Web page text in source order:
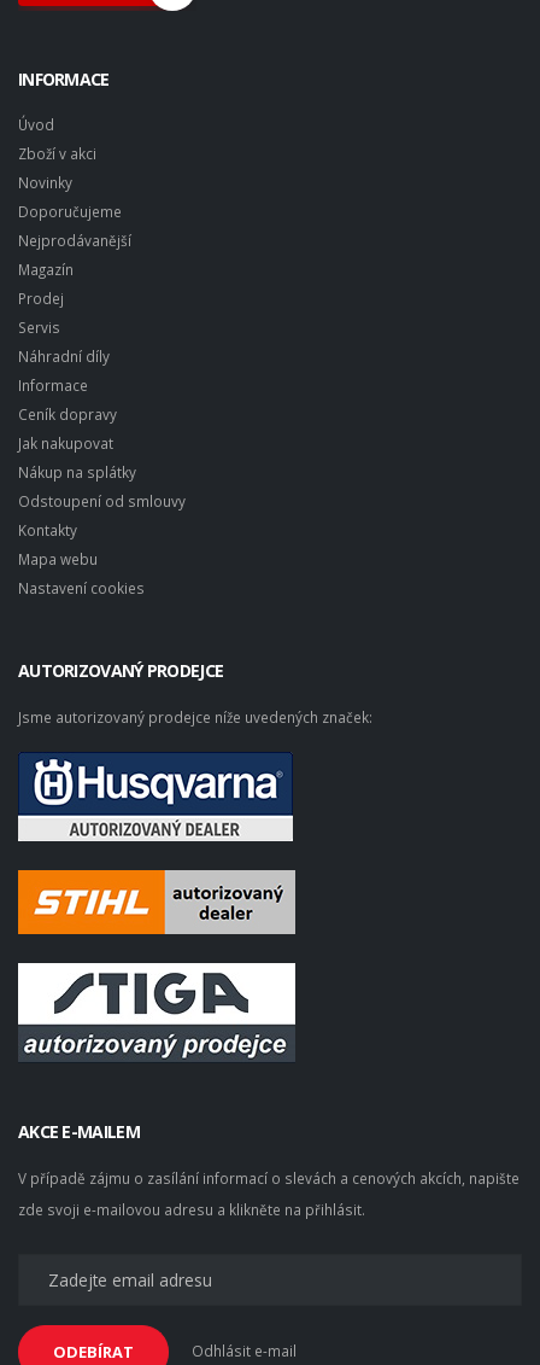
INFORMACE
Úvod
Zboží v akci
Novinky
Doporučujeme
Nejprodávanější
Magazín
Prodej
Servis
Náhradní díly
Informace
Ceník dopravy
Jak nakupovat
Nákup na splátky
Odstoupení od smlouvy
Kontakty
Mapa webu
Nastavení cookies
AUTORIZOVANÝ PRODEJCE
Jsme autorizovaný prodejce níže uvedených značek:
AKCE E-MAILEM
V případě zájmu o zasílání informací o slevách a cenových akcích, napište
zde svoji e-mailovou adresu a klikněte na přihlásit.
ODEBÍRAT Odhlásit e-mail